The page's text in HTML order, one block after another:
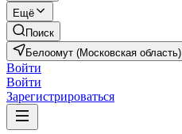
Ещё
Поиск
Белоомут (Московская область)
Войти
Войти
Зарегистрироваться